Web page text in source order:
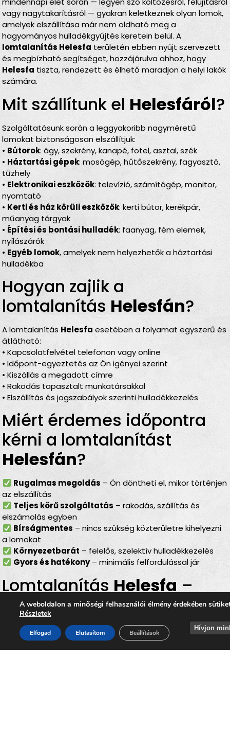
vagy nagytakarításról — gyakran keletkeznek olyan lomok,
amelyek elszállítása már nem oldható meg a
hagyományos hulladékgyűjtés keretein belül. A
lomtalanítás Helesfa területén ebben nyújt szervezett
és megbízható segítséget, hozzájárulva ahhoz, hogy
Helesfa tiszta, rendezett és élhető maradjon a helyi lakók
számára.
Mit szállítunk el Helesfáról?
Szolgáltatásunk során a leggyakoribb nagyméretű
lomokat biztonságosan elszállítjuk:
• Bútorok: ágy, szekrény, kanapé, fotel, asztal, szék
• Háztartási gépek: mosógép, hűtőszekrény, fagyasztó,
tűzhely
• Elektronikai eszközök: televízió, számítógép, monitor,
nyomtató
• Kerti és ház körüli eszközök: kerti bútor, kerékpár,
műanyag tárgyak
• Építési és bontási hulladék: faanyag, fém elemek,
nyílászárók
• Egyéb lomok, amelyek nem helyezhetők a háztartási
hulladékba
Hogyan zajlik a
lomtalanítás Helesfán?
A lomtalanítás Helesfa esetében a folyamat egyszerű és
átlátható:
• Kapcsolatfelvétel telefonon vagy online
• Időpont-egyeztetés az Ön igényei szerint
• Kiszállás a megadott címre
• Rakodás tapasztalt munkatársakkal
• Elszállítás és jogszabályok szerinti hulladékkezelés
Miért érdemes időpontra
kérni a lomtalanítást
Helesfán?
Rugalmas megoldás – Ön döntheti el, mikor történjen
az elszállítás
Teljes körű szolgáltatás – rakodás, szállítás és
elszámolás egyben
Bírságmentes – nincs szükség közterületre kihelyezni
a lomokat
Környezetbarát – felelős, szelektív hulladékkezelés
Gyors és hatékony– minimális felfordulással jár
Lomtalanítás Helesfa –
ideális választás minden
helyzetben
Akárköltözésről, lakásfelújításról, garázs- vagy
A weboldalon a minőségi felhasználói élmény érdekében
Részletek
Elfogad Elutasítom Beállítások
Hívjon